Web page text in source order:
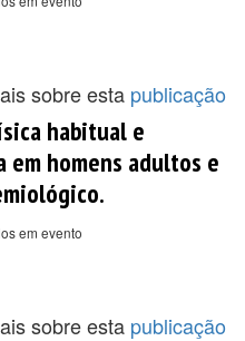
sobre esta publicação
habitual e
em homens adultos e
em evento
sobre esta publicação